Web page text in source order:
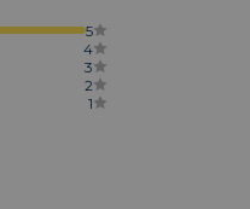
5
4
3
2
1